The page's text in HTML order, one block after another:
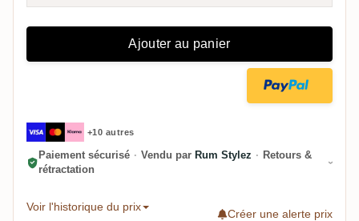
Ajouter au panier
+10 autres
Paiement sécurisé · Vendu par Rum Stylez · Retours &
rétractation
Voir l'historique du prix
Créer une alerte prix